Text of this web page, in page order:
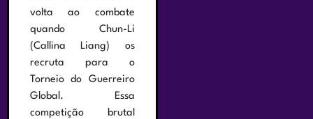
volta ao combate
quando Chun-Li
(Callina Liang) os
recruta para o
Torneio do Guerreiro
Global. Essa
competição brutal